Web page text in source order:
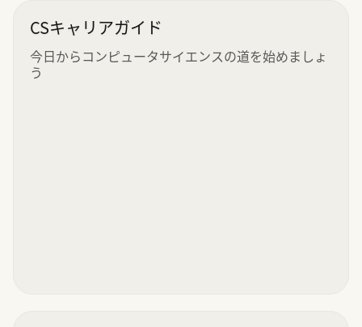
CSキャリアガイド
今日からコンピュータサイエンスの道を始めましょ
う